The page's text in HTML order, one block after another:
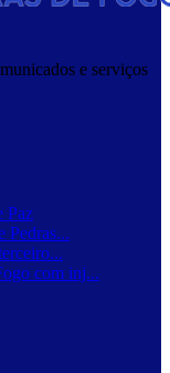
e serviços
Paz
Pedras...
com inj...